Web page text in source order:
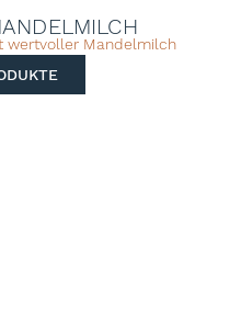
wertvoller Mandelmilch